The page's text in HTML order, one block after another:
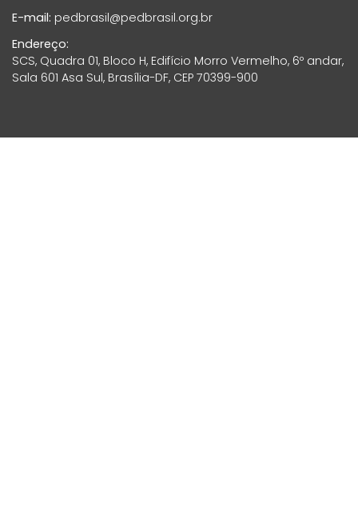
E-mail: pedbrasil@pedbrasil.org.br
Endereço:
SCS, Quadra 01, Bloco H, Edifício Morro Vermelho, 6º andar,
Sala 601 Asa Sul, Brasília-DF, CEP 70399-900